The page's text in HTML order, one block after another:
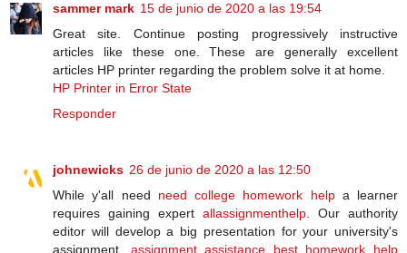
sammer mark 15 de junio de 2020 a las 19:54
Great site. Continue posting progressively instructive
articles like these one. These are generally excellent
articles HP printer regarding the problem solve it at home.
HP Printer in Error State
Responder
johnewicks 26 de junio de 2020 a las 12:50
While y'all need need college homework helpa learner
requires gaining expert allassignmenthelp . Our authority
editor will develop a big presentation for your university's
assignment. assignment assistance
best homework help